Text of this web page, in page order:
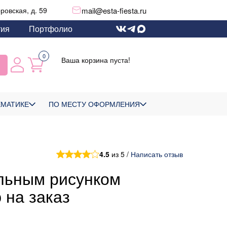
д. 59 mail@esta-fiesta.ru
Портфолио
0 Ваша корзина пуста!
ПО МЕСТУ ОФОРМЛЕНИЯ
4.5 из 5 / Написать отзыв
рисунком
заказ